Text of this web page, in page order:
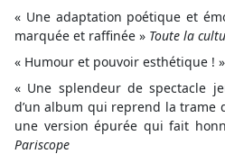
« Une adaptation poétique et
marquée et raffinée » Toute la
« Humour et pouvoir esthétique ! »
« Une splendeur de spectacle
d’un album qui reprend la trame
une version épurée qui fait
Pariscope